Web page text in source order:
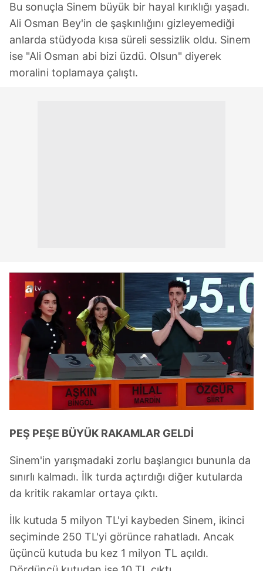
Bu sonuçla Sinem büyük bir hayal kırıklığı yaşadı.
Ali Osman Bey'in de şaşkınlığını gizleyemediği
anlarda stüdyoda kısa süreli sessizlik oldu. Sinem
ise "Ali Osman abi bizi üzdü. Olsun" diyerek
moralini toplamaya çalıştı.
PEŞ PEŞE BÜYÜK RAKAMLAR GELDİ
Sinem'in yarışmadaki zorlu başlangıcı bununla da
sınırlı kalmadı. İlk turda açtırdığı diğer kutularda
da kritik rakamlar ortaya çıktı.
İlk kutuda 5 milyon TL'yi kaybeden Sinem, ikinci
seçiminde 250 TL'yi görünce rahatladı. Ancak
üçüncü kutuda bu kez 1 milyon TL açıldı.